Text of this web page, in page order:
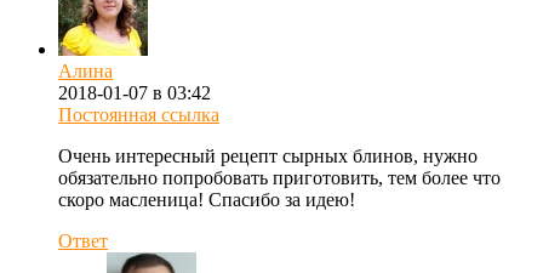
Алина
2018-01-07 в 03:42
Постоянная ссылка
Очень интересный рецепт сырных блинов, нужно
обязательно попробовать приготовить, тем более что
скоро масленица! Спасибо за идею!
Ответ